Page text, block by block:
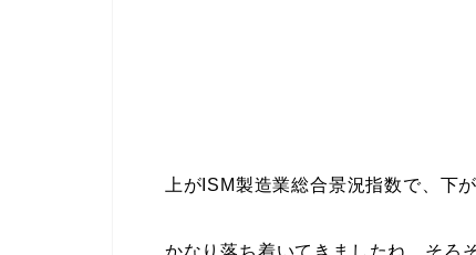
上がISM製造業総合景況指数で、下
かなり落ち着いてきましたね。そろ